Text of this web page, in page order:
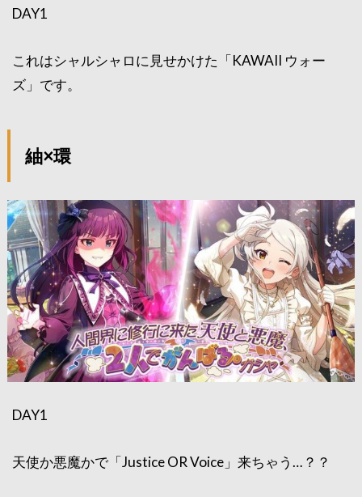
DAY1
これはシャルシャロに見せかけた「KAWAII ウォー
ズ」です。
紬×環
DAY1
天使か悪魔かで「Justice OR Voice」来ちゃう…？？